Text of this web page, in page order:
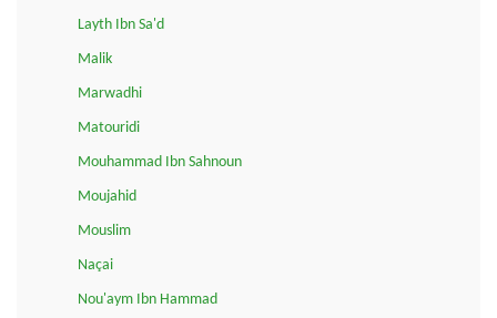
Layth Ibn Sa'd
Malik
Marwadhi
Matouridi
Mouhammad Ibn Sahnoun
Moujahid
Mouslim
Naçai
Nou'aym Ibn Hammad